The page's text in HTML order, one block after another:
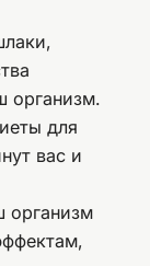
организм.
для
вас и
организм